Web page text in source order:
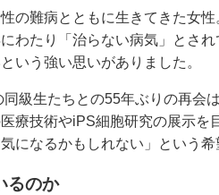
の難病とともに生きてきた女
わたり「治らない病気」とさ
いう強い思いがありました。
級生たちとの55年ぶりの再会
療技術やiPS細胞研究の展示を
になるかもしれない」という希
るのか